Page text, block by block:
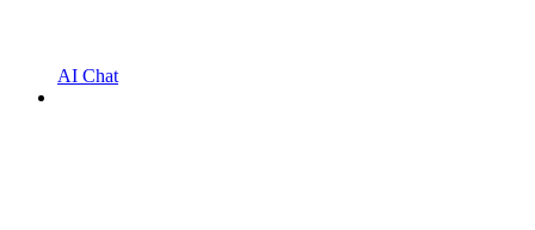
AI Chat